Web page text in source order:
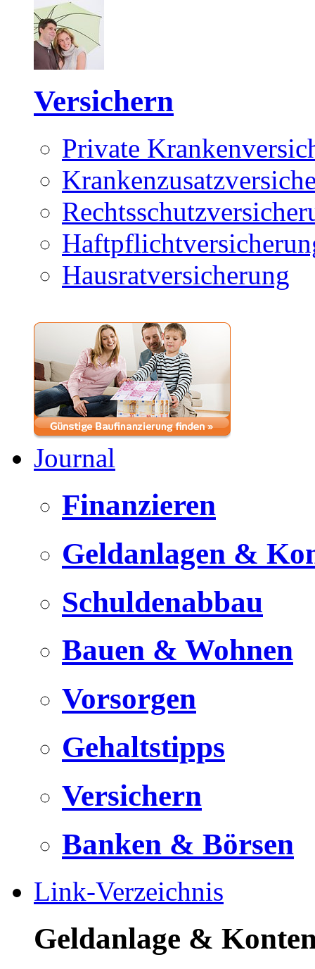
Versichern
Private
Hausratversicherung
Journal
Finanzieren
Geldanlagen &
Schuldenabbau
Bauen & Wohnen
Vorsorgen
Gehaltstipps
Versichern
Banken & Börsen
Link-Verzeichnis
Geldanlage &